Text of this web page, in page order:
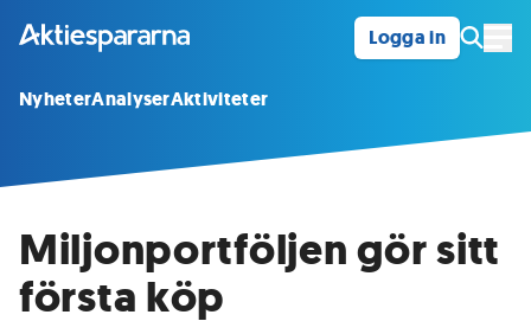
Logga in
NyheterAnalyserAktiviteter
Miljonportföljen gör sitt
första köp